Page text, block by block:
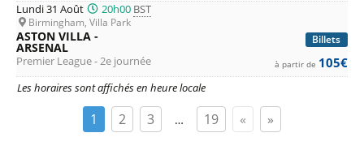
Les horaires sont affichés en heure locale
Lundi 31 Août 20h00 BST
Birmingham, Villa Park
Billets
ASTON VILLA -
ARSENAL
Premier League - 2e journée à partir de 105€
1 2 3 … 19 « »